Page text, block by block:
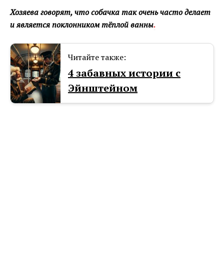
Хозяева говорят, что собачка так очень часто делает
и является поклонником тёплой ванны.
Читайте также:
4 забавных истории с
Эйнштейном